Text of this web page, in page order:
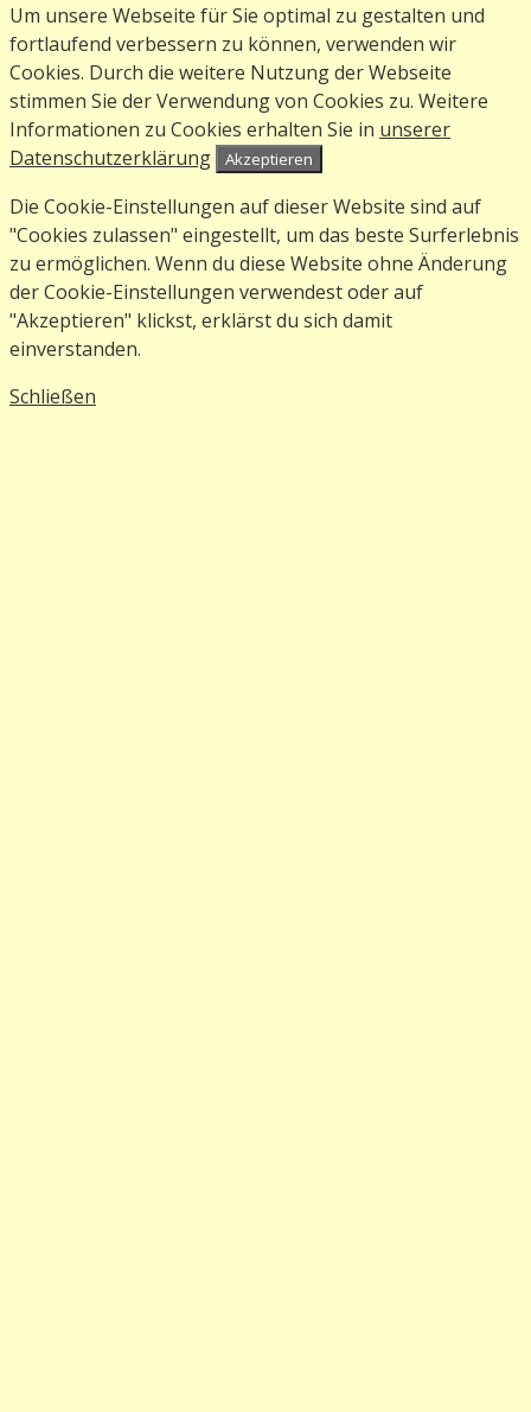
Um unsere Webseite für Sie optimal zu gestalten und
fortlaufend verbessern zu können, verwenden wir
Cookies. Durch die weitere Nutzung der Webseite
stimmen Sie der Verwendung von Cookies zu. Weitere
Informationen zu Cookies erhalten Sie in unserer
Datenschutzerklärung
Akzeptieren
Die Cookie-Einstellungen auf dieser Website sind auf
"Cookies zulassen" eingestellt, um das beste Surferlebnis
zu ermöglichen. Wenn du diese Website ohne Änderung
der Cookie-Einstellungen verwendest oder auf
"Akzeptieren" klickst, erklärst du sich damit
einverstanden.
Schließen